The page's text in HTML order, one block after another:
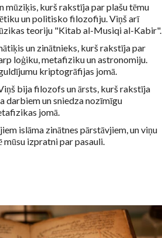
mūziķis, kurš rakstīja par plašu tēmu
un politisko filozofiju. Viņš arī
teoriju "Kitab al-Musiqi al-Kabir".
un zinātnieks, kurš rakstīja par
loģiku, metafiziku un astronomiju.
kriptogrāfijas jomā.
bija filozofs un ārsts, kurš rakstīja
darbiem un sniedza nozīmīgu
jomā.
islāma zinātnes pārstāvjiem, un viņu
izpratni par pasauli.